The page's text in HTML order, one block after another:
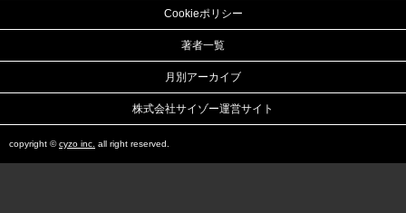
Cookieポリシー
著者一覧
月別アーカイブ
株式会社サイゾー運営サイト
copyright ©cyzo inc. all right reserved.